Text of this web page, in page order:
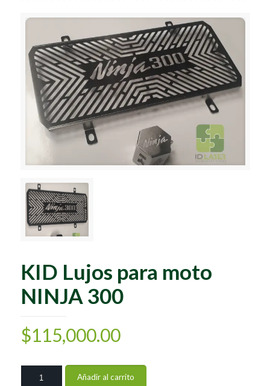
KID Lujos para moto
NINJA 300
$115,000.00
Lujos
Añadir al carrito